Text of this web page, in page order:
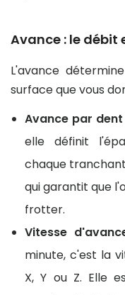
Avance : le débit
L'avance
surface que vous
Avance par
elle définit
chaque
qui garantit que
frotter.
Vitesse
minute, c'est la
X, Y ou Z. Elle